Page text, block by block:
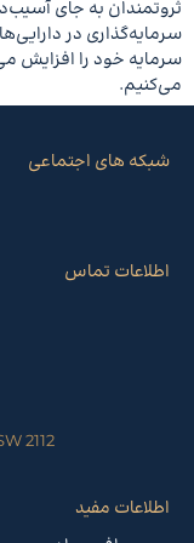
ثروتمندان به جای
سرمایه‌گذاری در
سرمایه خود را افزایش
می‌کنیم.
اطلاعات مفید
اطلاعات تماس
2112
شبکه های اجتماعی